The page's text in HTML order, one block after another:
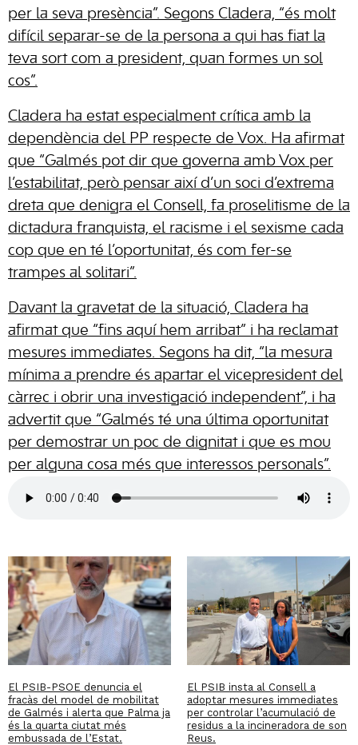
per la seva presència”. Segons Cladera, “és molt
difícil separar-se de la persona a qui has fiat la
teva sort com a president, quan formes un sol
cos”.
Cladera ha estat especialment crítica amb la
dependència del PP respecte de Vox. Ha afirmat
que “Galmés pot dir que governa amb Vox per
l’estabilitat, però pensar així d’un soci d’extrema
dreta que denigra el Consell, fa proselitisme de la
dictadura franquista, el racisme i el sexisme cada
cop que en té l’oportunitat, és com fer-se
trampes al solitari”.
Davant la gravetat de la situació, Cladera ha
afirmat que “fins aquí hem arribat” i ha reclamat
mesures immediates. Segons ha dit, “la mesura
mínima a prendre és apartar el vicepresident del
càrrec i obrir una investigació independent”, i ha
advertit que “Galmés té una última oportunitat
per demostrar un poc de dignitat i que es mou
per alguna cosa més que interessos personals”.
El PSIB-PSOE denuncia el
fracàs del model de mobilitat
de Galmés i alerta que Palma ja
és la quarta ciutat més
embussada de l’Estat.
El PSIB insta al Consell a
adoptar mesures immediates
per controlar l’acumulació de
residus a la incineradora de son
Reus.